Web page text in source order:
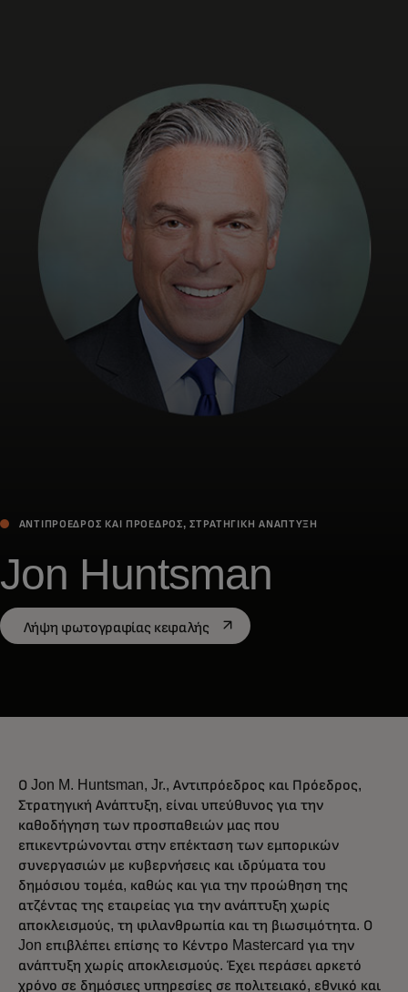
Για επιχειρήσεις
Για τον κόσμο
Για καινοτόμους
Νέα και τάσεις
ΑΝΤΙΠΡΌΕΔΡΟΣ ΚΑΙ ΠΡΌΕΔΡΟΣ, ΣΤΡΑΤΗΓΙΚΉ ΑΝΆΠΤΥΞΗ
Jon Huntsman
Λήψη φωτογραφίας κεφαλήςopens in a new tab
Ο Jon M. Huntsman, Jr., Αντιπρόεδρος και Πρόεδρος,
Στρατηγική Ανάπτυξη, είναι υπεύθυνος για την
καθοδήγηση των προσπαθειών μας που
επικεντρώνονται στην επέκταση των εμπορικών
συνεργασιών με κυβερνήσεις και ιδρύματα του
δημόσιου τομέα, καθώς και για την προώθηση της
ατζέντας της εταιρείας για την ανάπτυξη χωρίς
αποκλεισμούς, τη φιλανθρωπία και τη βιωσιμότητα. Ο
Jon επιβλέπει επίσης το Κέντρο Mastercard για την
ανάπτυξη χωρίς αποκλεισμούς. Έχει περάσει αρκετό
χρόνο σε δημόσιες υπηρεσίες σε πολιτειακό, εθνικό και